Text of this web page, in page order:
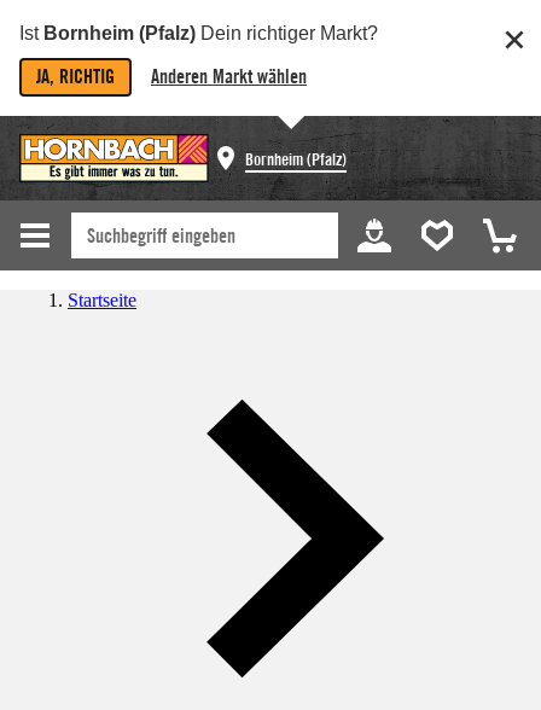
Ist Bornheim (Pfalz) Dein richtiger Markt?
JA, RICHTIG Anderen Markt wählen
Bornheim (Pfalz)
Startseite